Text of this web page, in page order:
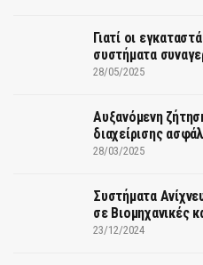
Γιατί οι
συστήματα
28/05/2025
Αυξανόμενη
διαχείρισης
28/03/2025
Συστήματα
σε Βιομηχανικές
23/12/2024